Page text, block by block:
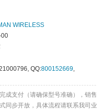
WIRELESS
QQ:800152669,
成支付（请确保型号准确），销售
同步开放，具体流程请联系我司业